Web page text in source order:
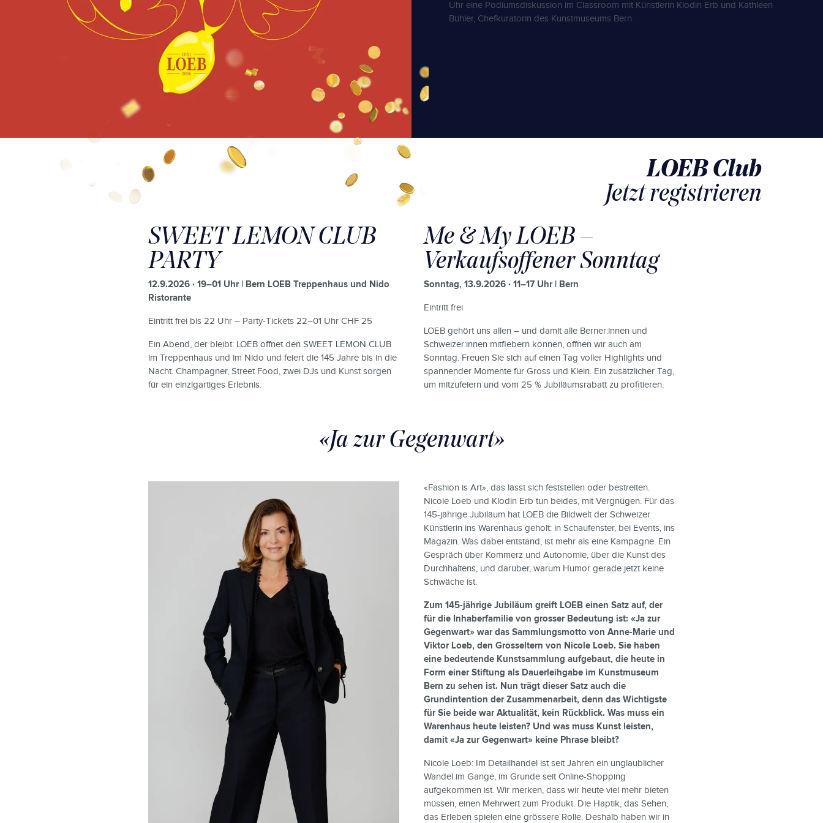
Uhr eine Podiumsdiskussion im Classroom mit Künstlerin Klodin Erb und Kathleen
Bühler, Chefkuratorin des Kunstmuseums Bern.
LOEB Club
Jetzt registrieren
SWEET LEMON CLUB
PARTY
12.9.2026 · 19–01 Uhr | Bern LOEB Treppenhaus und Nido
Ristorante
Eintritt frei bis 22 Uhr – Party-Tickets 22–01 Uhr CHF 25
Ein Abend, der bleibt: LOEB öffnet den SWEET LEMON CLUB
im Treppenhaus und im Nido und feiert die 145 Jahre bis in die
Nacht. Champagner, Street Food, zwei DJs und Kunst sorgen
für ein einzigartiges Erlebnis.
Me & My LOEB –
Verkaufsoffener Sonntag
Sonntag, 13.9.2026 · 11–17 Uhr | Bern
Eintritt frei
LOEB gehört uns allen – und damit alle Berner:innen und
Schweizer:innen mitfiebern können, öffnen wir auch am
Sonntag. Freuen Sie sich auf einen Tag voller Highlights und
spannender Momente für Gross und Klein. Ein zusätzlicher Tag,
um mitzufeiern und vom 25 % Jubiläumsrabatt zu profitieren.
«Ja zur Gegenwart»
«Fashion is Art», das lässt sich feststellen oder bestreiten.
Nicole Loeb und Klodin Erb tun beides, mit Vergnügen. Für das
145-jährige Jubiläum hat LOEB die Bildwelt der Schweizer
Künstlerin ins Warenhaus geholt: in Schaufenster, bei Events, ins
Magazin. Was dabei entstand, ist mehr als eine Kampagne. Ein
Gespräch über Kommerz und Autonomie, über die Kunst des
Durchhaltens, und darüber, warum Humor gerade jetzt keine
Schwäche ist.
Zum 145-jährige Jubiläum greift LOEB einen Satz auf, der
für die Inhaberfamilie von grosser Bedeutung ist: «Ja zur
Gegenwart» war das Sammlungsmotto von Anne-Marie und
Viktor Loeb, den Grosseltern von Nicole Loeb. Sie haben
eine bedeutende Kunstsammlung aufgebaut, die heute in
Form einer Stiftung als Dauerleihgabe im Kunstmuseum
Bern zu sehen ist. Nun trägt dieser Satz auch die
Grundintention der Zusammenarbeit, denn das Wichtigste
für Sie beide war Aktualität, kein Rückblick. Was muss ein
Warenhaus heute leisten? Und was muss Kunst leisten,
damit «Ja zur Gegenwart» keine Phrase bleibt?
Nicole Loeb: Im Detailhandel ist seit Jahren ein unglaublicher
Wandel im Gange, im Grunde seit Online-Shopping
aufgekommen ist. Wir merken, dass wir heute viel mehr bieten
müssen, einen Mehrwert zum Produkt. Die Haptik, das Sehen,
das Erleben spielen eine grössere Rolle. Deshalb haben wir in